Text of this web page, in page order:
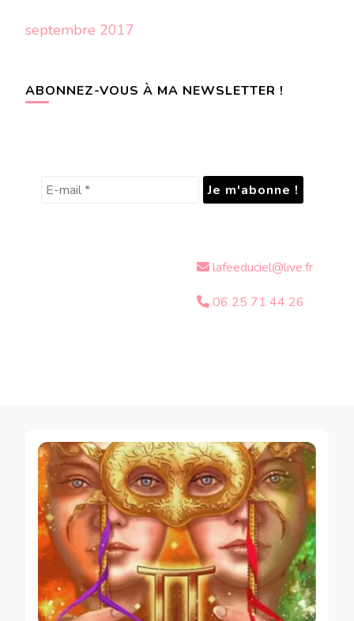
septembre 2017
ABONNEZ-VOUS À MA NEWSLETTER !
lafeeduciel@live.fr
06 25 71 44 26